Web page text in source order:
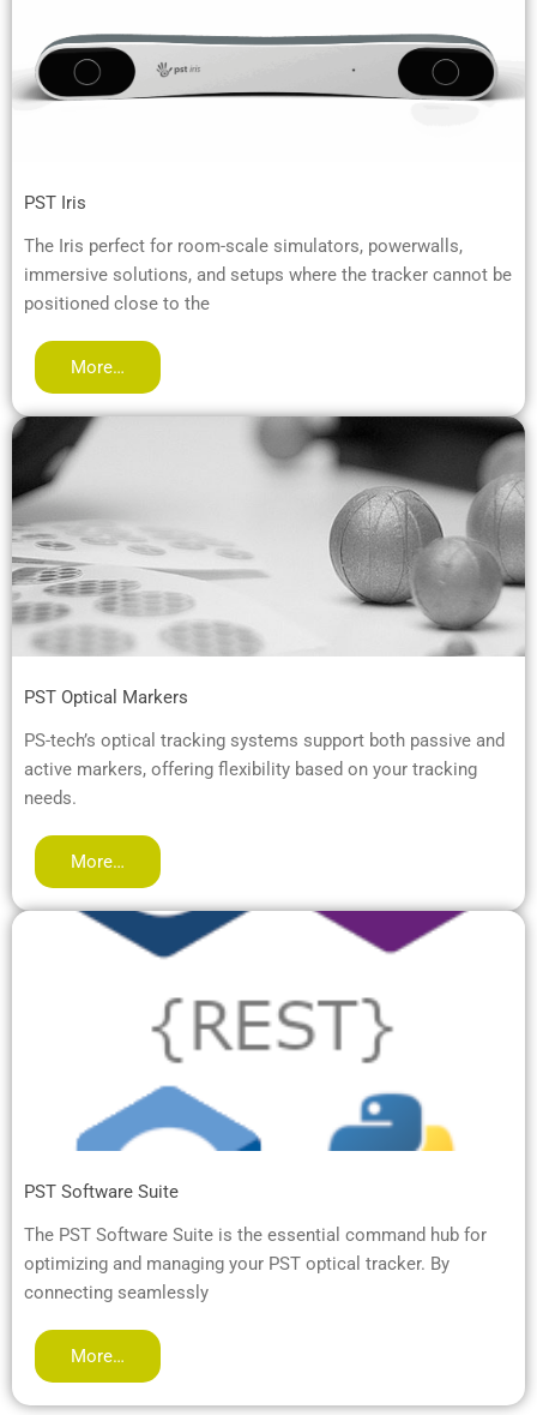
PST Iris
The Iris perfect for room-scale simulators, powerwalls,
immersive solutions, and setups where the tracker cannot be
positioned close to the
More…
PST Optical Markers
PS-tech’s optical tracking systems support both passive and
active markers, offering flexibility based on your tracking
needs.
More…
PST Software Suite
The PST Software Suite is the essential command hub for
optimizing and managing your PST optical tracker. By
connecting seamlessly
More…